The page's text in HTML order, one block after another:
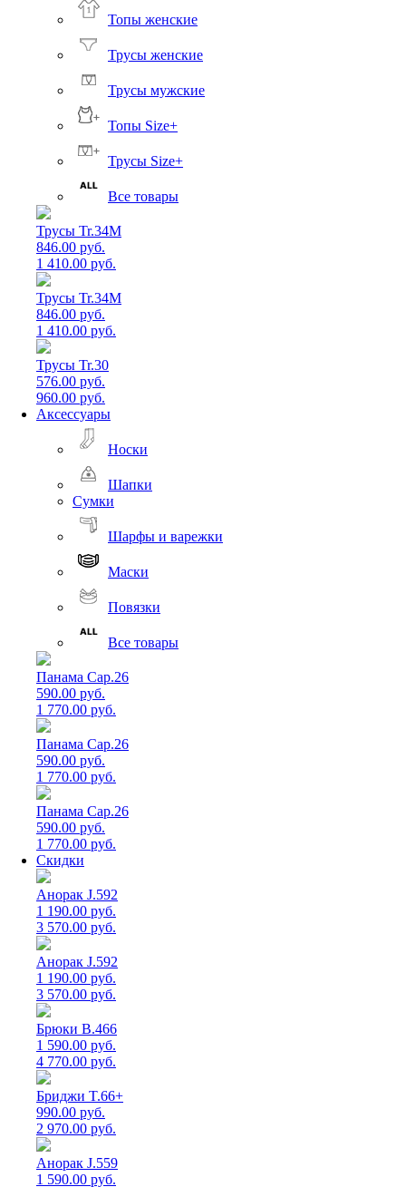
Топы женские
Трусы женские
Трусы мужские
Топы Size+
Трусы Size+
Все товары
Трусы Tr.34M
846.00 руб.
1 410.00 руб.
Трусы Tr.34M
846.00 руб.
1 410.00 руб.
Трусы Tr.30
576.00 руб.
960.00 руб.
Аксессуары
Носки
Шапки
Сумки
Шарфы и варежки
Маски
Повязки
Все товары
Панама Cap.26
590.00 руб.
1 770.00 руб.
Панама Cap.26
590.00 руб.
1 770.00 руб.
Панама Cap.26
590.00 руб.
1 770.00 руб.
Скидки
Анорак J.592
1 190.00 руб.
3 570.00 руб.
Анорак J.592
1 190.00 руб.
3 570.00 руб.
Брюки B.466
1 590.00 руб.
4 770.00 руб.
Бриджи T.66+
990.00 руб.
2 970.00 руб.
Анорак J.559
1 590.00 руб.